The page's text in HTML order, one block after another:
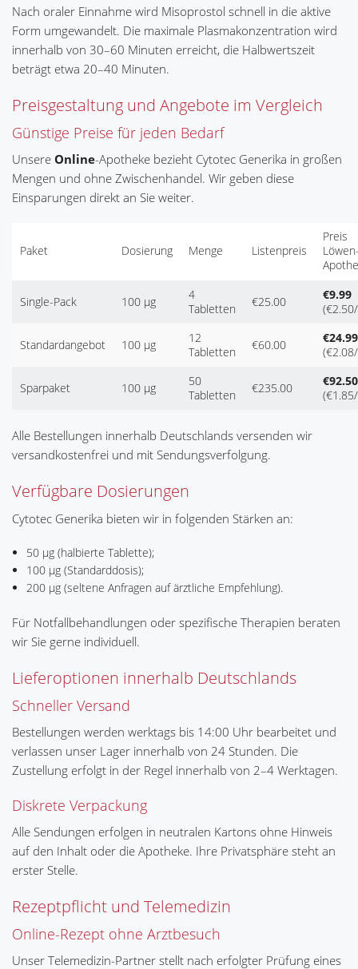
Nach oraler Einnahme wird Misoprostol schnell in die aktive
Form umgewandelt. Die maximale Plasmakonzentration wird
innerhalb von 30–60 Minuten erreicht, die Halbwertszeit
beträgt etwa 20–40 Minuten.
Preisgestaltung und Angebote im Vergleich
Günstige Preise für jeden Bedarf
Unsere Online-Apotheke bezieht Cytotec Generika in großen
Mengen und ohne Zwischenhandel. Wir geben diese
Einsparungen direkt an Sie weiter.
Paket Dosierung Menge Listenpreis
Preis
Single-Pack 100 µg
4
Tabletten
€25.00
€9.99
Standardangebot 100 µg
12
Tabletten
€60.00
€24.99
Sparpaket 100 µg
50
Tabletten
€235.00
€92.50
Alle Bestellungen innerhalb Deutschlands versenden wir
versandkostenfrei und mit Sendungsverfolgung.
Verfügbare Dosierungen
Cytotec Generika bieten wir in folgenden Stärken an:
50 µg (halbierte Tablette);
100 µg (Standarddosis);
200 µg (seltene Anfragen auf ärztliche Empfehlung).
Für Notfallbehandlungen oder spezifische Therapien beraten
wir Sie gerne individuell.
Lieferoptionen innerhalb Deutschlands
Schneller Versand
Bestellungen werden werktags bis 14:00 Uhr bearbeitet und
verlassen unser Lager innerhalb von 24 Stunden. Die
Zustellung erfolgt in der Regel innerhalb von 2–4 Werktagen.
Diskrete Verpackung
Alle Sendungen erfolgen in neutralen Kartons ohne Hinweis
auf den Inhalt oder die Apotheke. Ihre Privatsphäre steht an
erster Stelle.
Rezeptpflicht und Telemedizin
Online-Rezept ohne Arztbesuch
Unser Telemedizin-Partner stellt nach erfolgter Prüfung eines